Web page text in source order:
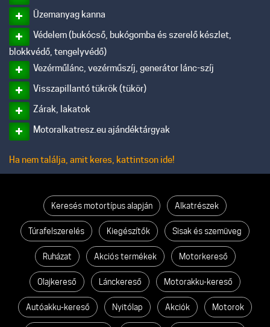
Üzemanyag kanna
Védelem (bukócső, bukógomba és szerelő készlet,
blokkvédő, tengelyvédő)
Vezérműlánc, vezérműszíj, generátor lánc-szíj
Visszapillantó tükrök (tükör)
Zárak, lakatok
Motoralkatresz.eu ajándéktárgyak
Ha nem találja, amit keres, kattintson ide!
Keresés motortípus alapján Alkatrészek
Túrafelszerelés Kiegészítők Sisak és szemüveg
Ruházat Akciós termékek Motorkereső
Olajkereső Lánckereső Motorakku-kereső
Autóakku-kereső Nyitólap Akciók Motorok